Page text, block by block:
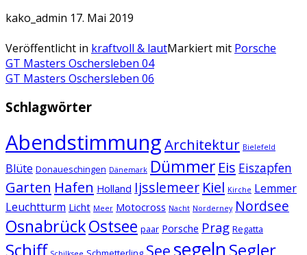
kako_admin 17. Mai 2019
Veröffentlicht in kraftvoll & lautMarkiert mit Porsche
Artikel-
Navigation
GT Masters Oschersleben 04
GT Masters Oschersleben 06
Schlagwörter
AbendstimmungArchitektur Bielefeld
Blüte Donaueschingen Dänemark Dümmer Eis Eiszapfen
Garten Hafen Holland Ijsslemeer Kiel Kirche Lemmer
Leuchtturm Licht Meer Motocross Nacht Norderney Nordsee
OsnabrückOstsee paar Porsche Prag Regatta
Schiff See segeln Segler